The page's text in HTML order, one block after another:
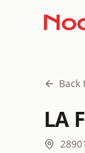
Back
LA